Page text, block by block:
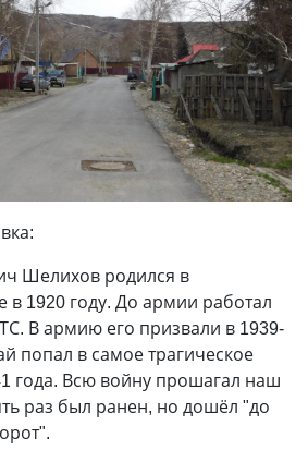
Шелихов родился в
в 1920 году. До армии работал
В армию его призвали в 1939-
попал в самое трагическое
года. Всю войну прошагал наш
раз был ранен, но дошёл "до